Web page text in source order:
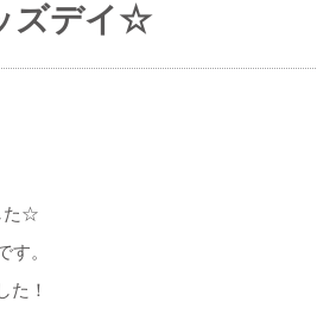
ズデイ☆
た☆
す。
た！